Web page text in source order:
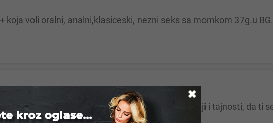
koja voli oralni, analni,klasiceski, nezni seks sa momkom 37g.u BG.
✖